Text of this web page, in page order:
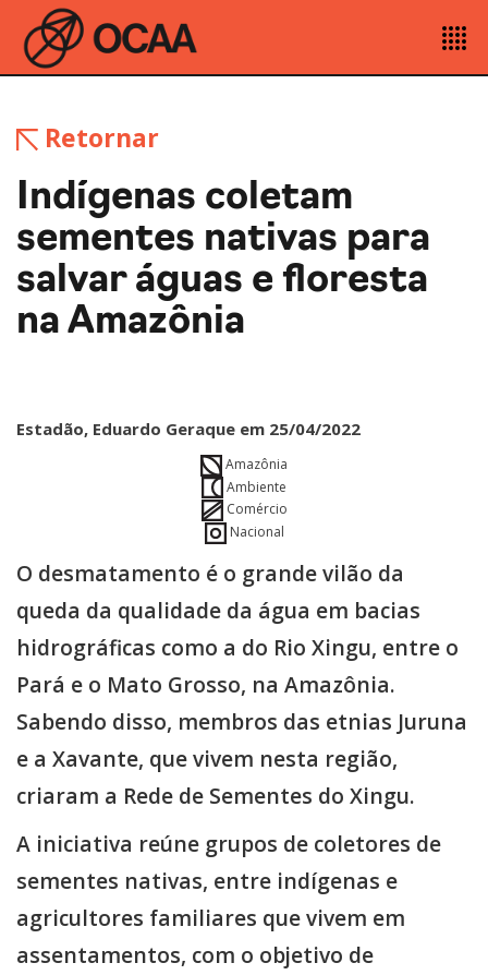
Retornar
Indígenas coletam
sementes nativas para
salvar águas e floresta
na Amazônia
Estadão, Eduardo Geraque em 25/04/2022
Amazônia
Ambiente
Comércio
Nacional
O desmatamento é o grande vilão da
queda da qualidade da água em bacias
hidrográficas como a do Rio Xingu, entre o
Pará e o Mato Grosso, na Amazônia.
Sabendo disso, membros das etnias Juruna
e a Xavante, que vivem nesta região,
criaram a Rede de Sementes do Xingu.
A iniciativa reúne grupos de coletores de
sementes nativas, entre indígenas e
agricultores familiares que vivem em
assentamentos, com o objetivo de